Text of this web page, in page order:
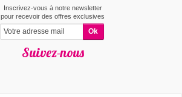
Inscrivez-vous à notre newsletter
pour recevoir des offres exclusives
Suivez-nous